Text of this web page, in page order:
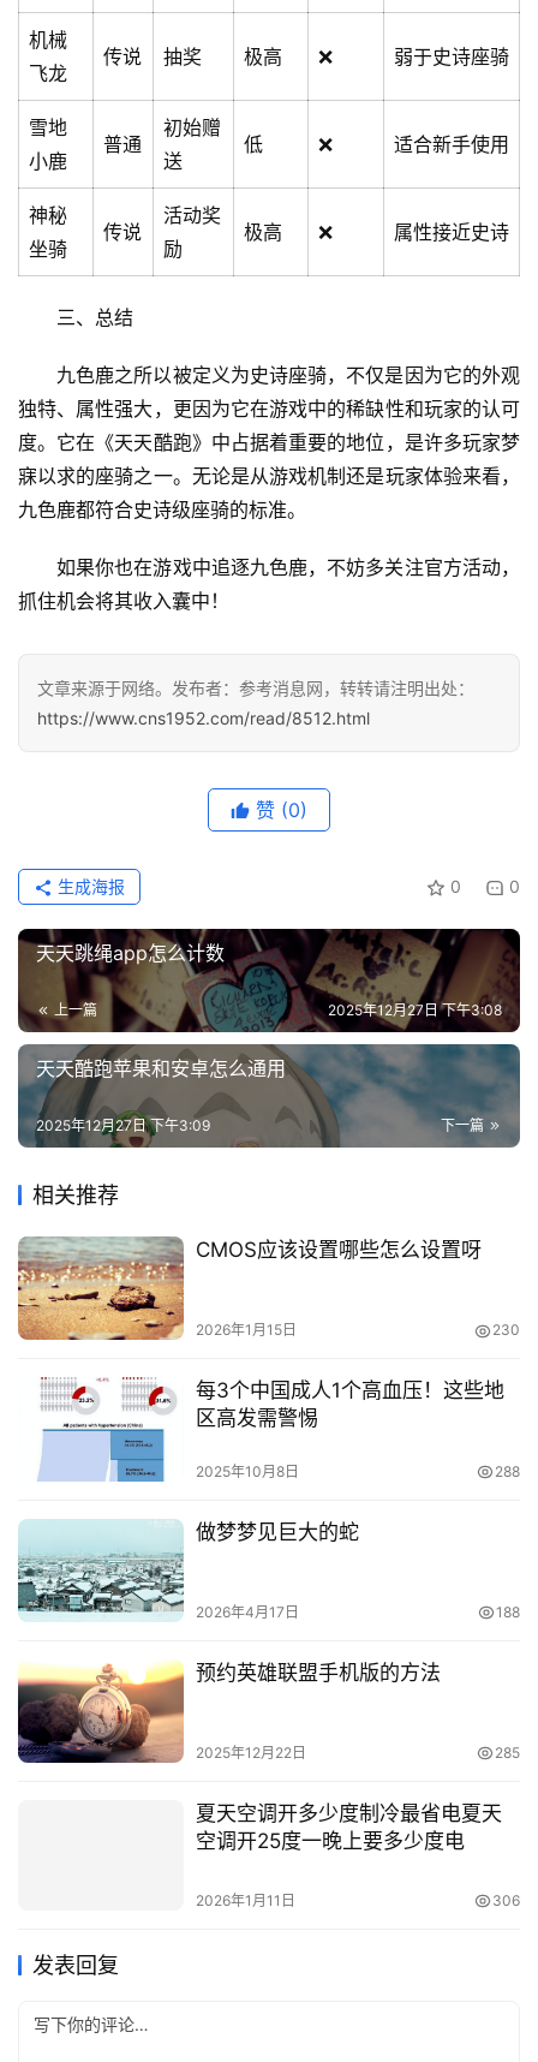
首
页
文
章
题
列
表
页
面
投稿
机械
飞龙
传说 抽奖 极高 ❌ 弱于史诗座骑
雪地
小鹿
普通
初始赠
送
低 ❌ 适合新手使用
神秘
坐骑
传说
活动奖
励
极高 ❌ 属性接近史诗
三、总结
九色鹿之所以被定义为史诗座骑，不仅是因为它的外观
独特、属性强大，更因为它在游戏中的稀缺性和玩家的认可
度。它在《天天酷跑》中占据着重要的地位，是许多玩家梦
寐以求的座骑之一。无论是从游戏机制还是玩家体验来看，
九色鹿都符合史诗级座骑的标准。
如果你也在游戏中追逐九色鹿，不妨多关注官方活动，
抓住机会将其收入囊中！
文章来源于网络。发布者：参考消息网，转转请注明出处：
https://www.cns1952.com/read/8512.html
赞 (0)
0 0
生成海报
天天跳绳app怎么计数
上一篇 2025年12月27日 下午3:08
天天酷跑苹果和安卓怎么通用
下一篇
2025年12月27日 下午3:09
相关推荐
CMOS应该设置哪些怎么设置呀
2026年1月15日 230
每3个中国成人1个高血压！这些地
区高发需警惕
2025年10月8日 288
做梦梦见巨大的蛇
2026年4月17日 188
预约英雄联盟手机版的方法
2025年12月22日 285
夏天空调开多少度制冷最省电夏天
空调开25度一晚上要多少度电
2026年1月11日 306
发表回复